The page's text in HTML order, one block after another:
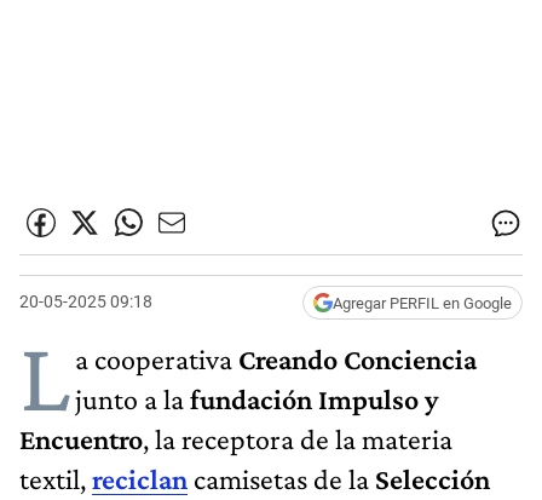
20-05-2025 09:18 Agregar PERFIL en Google
La cooperativa Creando Conciencia
junto a lafundación Impulso y
Encuentro, la receptora de la materia
textil,reciclan camisetas de la Selección